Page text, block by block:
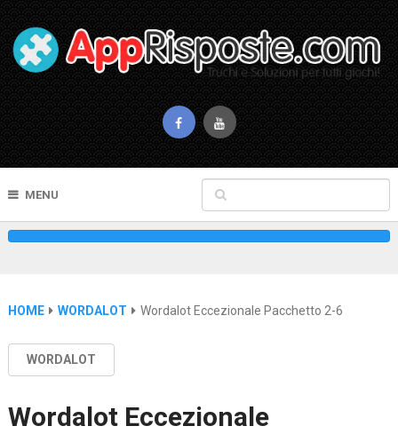
MENU
HOME WORDALOT Wordalot Eccezionale Pacchetto 2-6
WORDALOT
Wordalot Eccezionale